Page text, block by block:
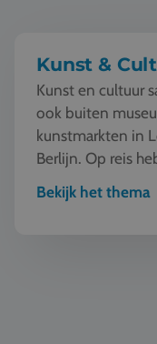
Kunst &
Kunst en cultuur
ook buiten
kunstmarkten in
Berlijn. Op reis
te beleven en...
Bekijk het thema